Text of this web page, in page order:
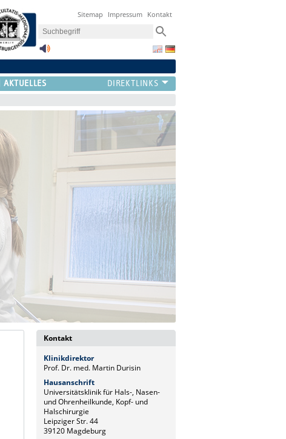
Sitemap Impressum Kontakt
AKTUELLES
Kontakt
Klinikdirektor
Prof. Dr. med. Martin Durisin
Hausanschrift
Universitätsklinik für Hals-, Nasen-
und Ohrenheilkunde, Kopf- und
Halschirurgie
Leipziger Str. 44
39120 Magdeburg